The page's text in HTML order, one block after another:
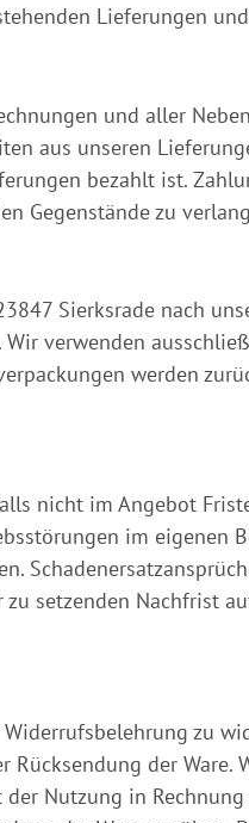
Lieferungen
und aller
aus unseren
bezahlt ist.
Gegenstände zu
Sierksrade nach
verwenden
werden
nicht im Angebot
im eigenen
setzenden Nachfrist
zu
der
Nutzung in